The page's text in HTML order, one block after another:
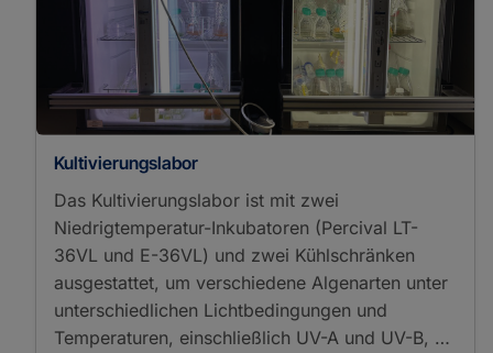
Kultivierungslabor
Das Kultivierungslabor ist mit zwei
Niedrigtemperatur-Inkubatoren (Percival LT-
36VL und E-36VL) und zwei Kühlschränken
ausgestattet, um verschiedene Algenarten unter
unterschiedlichen Lichtbedingungen und
Temperaturen, einschließlich UV-A und UV-B, …